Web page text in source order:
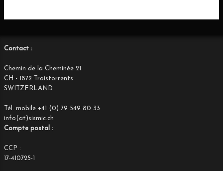
Contact :
Chemin de la Cheminée 21
CH - 1872 Troistorrents
SWITZERLAND
Tél. mobile +41 (0) 79 549 80 33
info(at)sismic.ch
Compte postal :
CCP :
17-410725-1